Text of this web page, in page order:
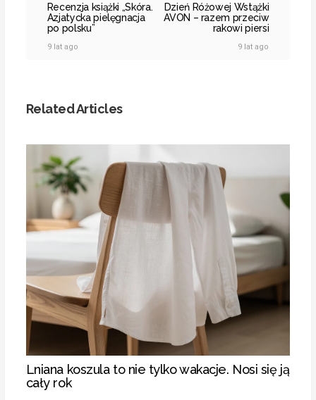
Recenzja książki „Skóra.
Azjatycka pielęgnacja
po polsku”
9 lat ago
Dzień Różowej Wstążki
AVON – razem przeciw
rakowi piersi
9 lat ago
Related Articles
Lniana koszula to nie tylko wakacje. Nosi się ją
cały rok